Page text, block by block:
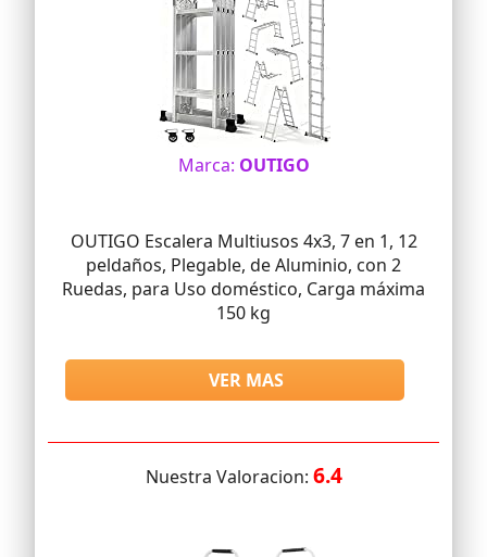
Marca: OUTIGO
OUTIGO Escalera Multiusos 4x3, 7 en 1, 12
peldaños, Plegable, de Aluminio, con 2
Ruedas, para Uso doméstico, Carga máxima
150 kg
VER MAS
Nuestra Valoracion: 6.4